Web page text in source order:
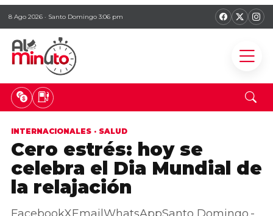
8 Ago 2026 · Santo Domingo 3:06 pm
INTERNACIONALES · SALUD
Cero estrés: hoy se
celebra el Dia Mundial de
la relajación